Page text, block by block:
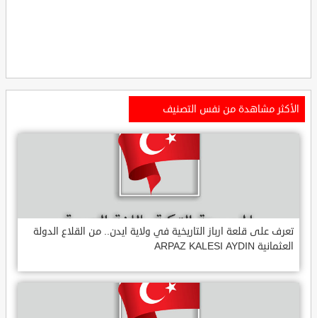
الأكثر مشاهدة من نفس التصنيف
تعرف على قلعة ارباز التاريخية في ولاية ايدن.. من القلاع الدولة
العثمانية ARPAZ KALESI AYDIN